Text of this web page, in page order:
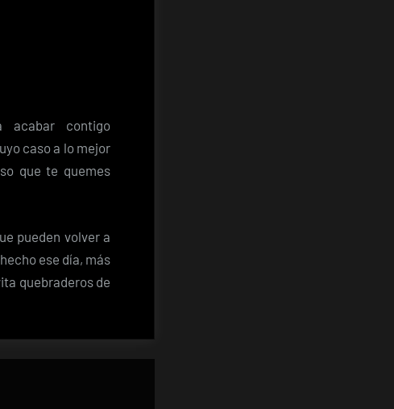
acabar contigo
caso a lo mejor
que te quemes
pueden volver a
ese día, más
quebraderos de